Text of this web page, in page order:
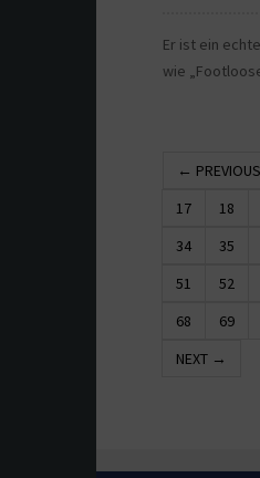
Er ist ein
wie
← PREVIOUS
17
18
34
35
51
52
68
69
NEXT →